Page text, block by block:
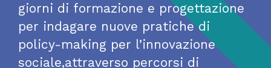
giorni di formazione e progettazione
per indagare nuove pratiche di
policy-making per l’innovazione
sociale,attraverso percorsi di